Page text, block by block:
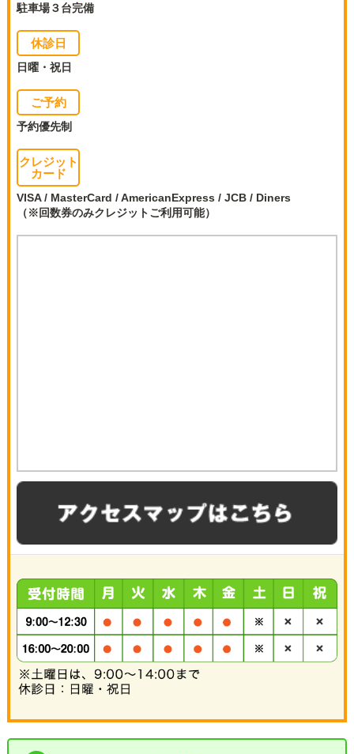
駐車場３台完備
休診日
日曜・祝日
ご予約
予約優先制
クレジット
カード
VISA / MasterCard / AmericanExpress / JCB / Diners
（※回数券のみクレジットご利用可能）